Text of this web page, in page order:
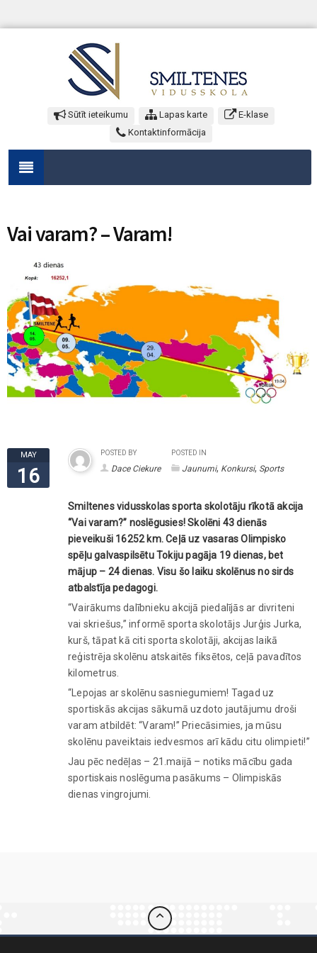
Sūtīt ieteikumu Lapas karte
E-klase
Kontaktinformācija
Vai varam? – Varam!
MAY
16
POSTED BY
Dace Ciekure
POSTED IN
Jaunumi, Konkursi, Sports
Smiltenes vidusskolas sporta skolotāju rīkotā akcija
“Vai varam?” noslēgusies! Skolēni 43 dienās
pieveikuši 16252 km. Ceļā uz vasaras Olimpisko
spēļu galvaspilsētu Tokiju pagāja 19 dienas, bet
mājup – 24 dienas. Visu šo laiku skolēnus no sirds
atbalstīja pedagogi.
“Vairākums dalībnieku akcijā piedalījās ar divriteni
vai skriešus,” informē sporta skolotājs Jurģis Jurka,
kurš, tāpat kā citi sporta skolotāji, akcijas laikā
reģistrēja skolēnu atskaitēs fiksētos, ceļā pavadītos
kilometrus.
“Lepojas ar skolēnu sasniegumiem! Tagad uz
sportiskās akcijas sākumā uzdoto jautājumu droši
varam atbildēt: “Varam!” Priecāsimies, ja mūsu
skolēnu paveiktais iedvesmos arī kādu citu olimpieti!”
Jau pēc nedēļas – 21.maijā – notiks mācību gada
sportiskais noslēguma pasākums – Olimpiskās
dienas vingrojumi.